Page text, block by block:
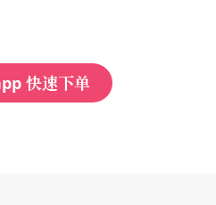
快速下单